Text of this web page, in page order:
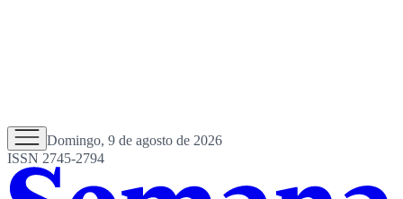
Domingo, 9 de agosto de 2026
ISSN 2745-2794